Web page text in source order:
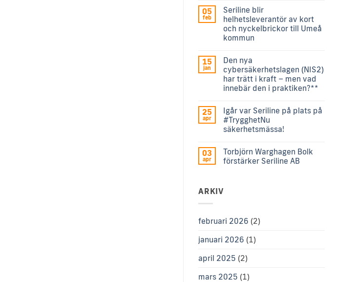
05
feb
Seriline blir
helhetsleverantör av kort
och nyckelbrickor till Umeå
kommun
15
jan
Den nya
cybersäkerhetslagen (NIS2)
har trätt i kraft – men vad
innebär den i praktiken?**
25
apr
Igår var Seriline på plats på
#TrygghetNu
säkerhetsmässa!
03
apr
Torbjörn Warghagen Bolk
förstärker Seriline AB
ARKIV
februari 2026 (2)
januari 2026 (1)
april 2025 (2)
mars 2025 (1)